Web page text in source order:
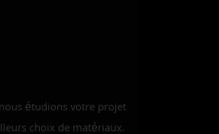
nous étudions votre projet
choix de matériaux.